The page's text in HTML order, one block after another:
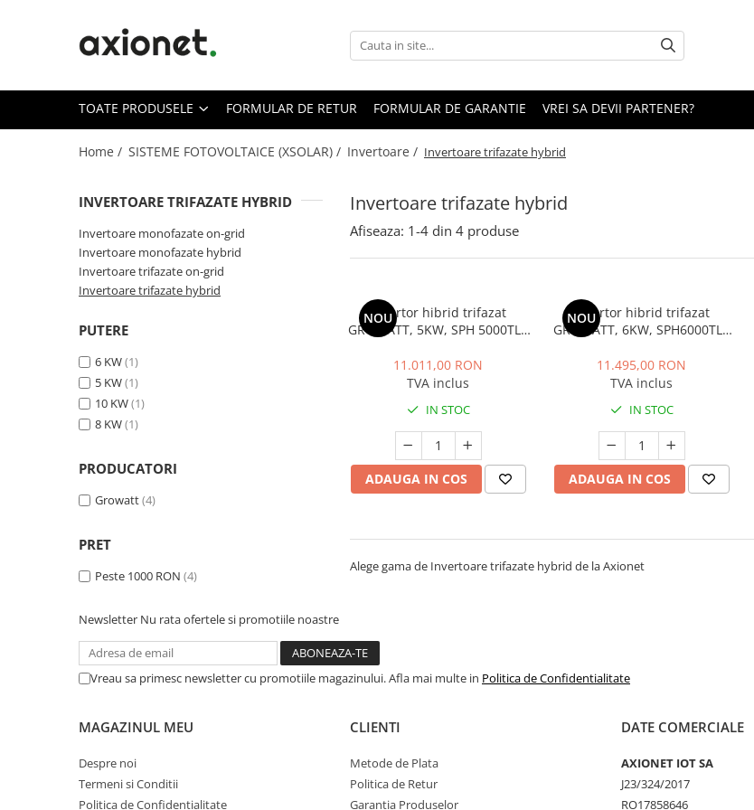
Toate Produsele
Statii portabile
Statie Fast Charge DC
Prepay Polyfazer
SISTEME FOTOVOLTAICE (XSOLAR)
Panouri solare portabile
Invertoare monofazate on-grid
Invertoare trifazate on-grid
Stocare energie
Acoperis inclinat
SOLUTII MONITORIZARE GPS
Dispozitive monitorizare
Baterii&Acumulatori portabili
Panouri fotovoltaice portabile
TOATE PRODUSELE FORMULAR DE RETUR FORMULAR DE GARANTIE VREI SA DEVII PARTENER?
Home / SISTEME FOTOVOLTAICE (XSOLAR) / Invertoare / Invertoare trifazate hybrid
Invertoare trifazate hybrid
INVERTOARE TRIFAZATE HYBRID
Invertoare monofazate on-grid
Invertoare monofazate hybrid
Invertoare trifazate on-grid
Invertoare trifazate hybrid
PUTERE
6 KW(1)
5 KW(1)
10 KW(1)
8 KW(1)
PRODUCATORI
Growatt(4)
PRET
Peste 1000 RON (4)
Afiseaza: 1-4 din 4 produse
NOU
Invertor hibrid trifazat
GROWATT, 5KW, SPH 5000TL3
11.011,00 RON
TVA inclus
IN STOC
ADAUGA IN COS
NOU
Invertor hibrid trifazat
GROWATT, 6KW, SPH6000TL3
11.495,00 RON
TVA inclus
IN STOC
ADAUGA IN COS
Alege gama de Invertoare trifazate hybrid de la Axionet
Newsletter Nu rata ofertele si promotiile noastre
Vreau sa primesc newsletter cu promotiile magazinului. Afla mai multe in Politica de Confidentialitate
MAGAZINUL MEU
Despre noi
Termeni si Conditii
Politica de Confidentialitate
CLIENTI
Metode de Plata
Politica de Retur
Garantia Produselor
DATE COMERCIALE
AXIONET IOT SA
J23/324/2017
RO17858646